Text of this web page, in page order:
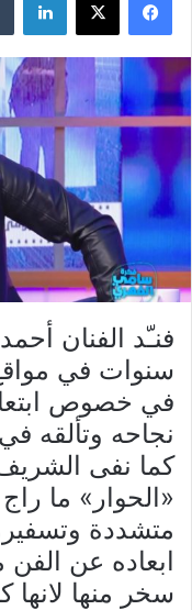
فنـّد الفنان
سنوات في
في خصوص
نجاحه وتألقه
كما نفى
«الحوار» ما
متشددة
ابعاده عن
سخر منها لانها